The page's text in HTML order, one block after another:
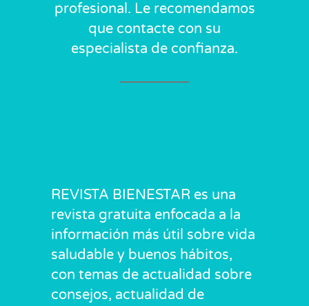
profesional. Le recomendamos
que contacte con su
especialista de confianza.
REVISTA BIENESTAR es una
revista gratuita enfocada a la
información más útil sobre vida
saludable y buenos hábitos,
con temas de actualidad sobre
consejos, actualidad de